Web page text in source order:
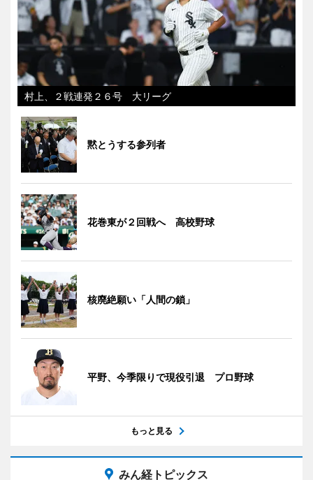
村上、２戦連発２６号 大リーグ
黙とうする参列者
花巻東が２回戦へ 高校野球
核廃絶願い「人間の鎖」
平野、今季限りで現役引退 プロ野球
もっと見る
みん経トピックス